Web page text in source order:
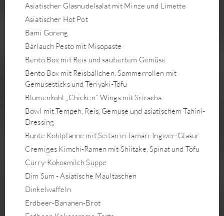
Asiatischer Glasnudelsalat mit Minze und Limette
Asiatischer Hot Pot
Bami Goreng
Bärlauch Pesto mit Misopaste
Bento Box mit Reis und sautiertem Gemüse
Bento Box mit Reisbällchen, Sommerrollen mit
Gemüsesticks und Teriyaki-Tofu
Blumenkohl „Chicken“-Wings mit Sriracha
Bowl mit Tempeh, Reis, Gemüse und asiatischem Tahini-
Dressing
Bunte Kohlpfanne mit Seitan in Tamari-Ingwer-Glasur
Cremiges Kimchi-Ramen mit Shiitake, Spinat und Tofu
Curry-Kokosmilch Suppe
Dim Sum - Asiatische Maultaschen
Dinkelwaffeln
Erdbeer-Bananen-Brot